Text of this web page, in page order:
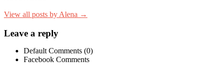
View all posts by Alena →
Leave a reply
Default Comments (0)
Facebook Comments